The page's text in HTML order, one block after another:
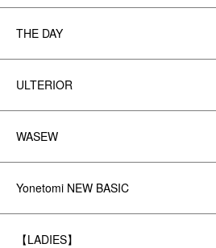
THE DAY
ULTERIOR
WASEW
Yonetomi NEW BASIC
【LADIES】